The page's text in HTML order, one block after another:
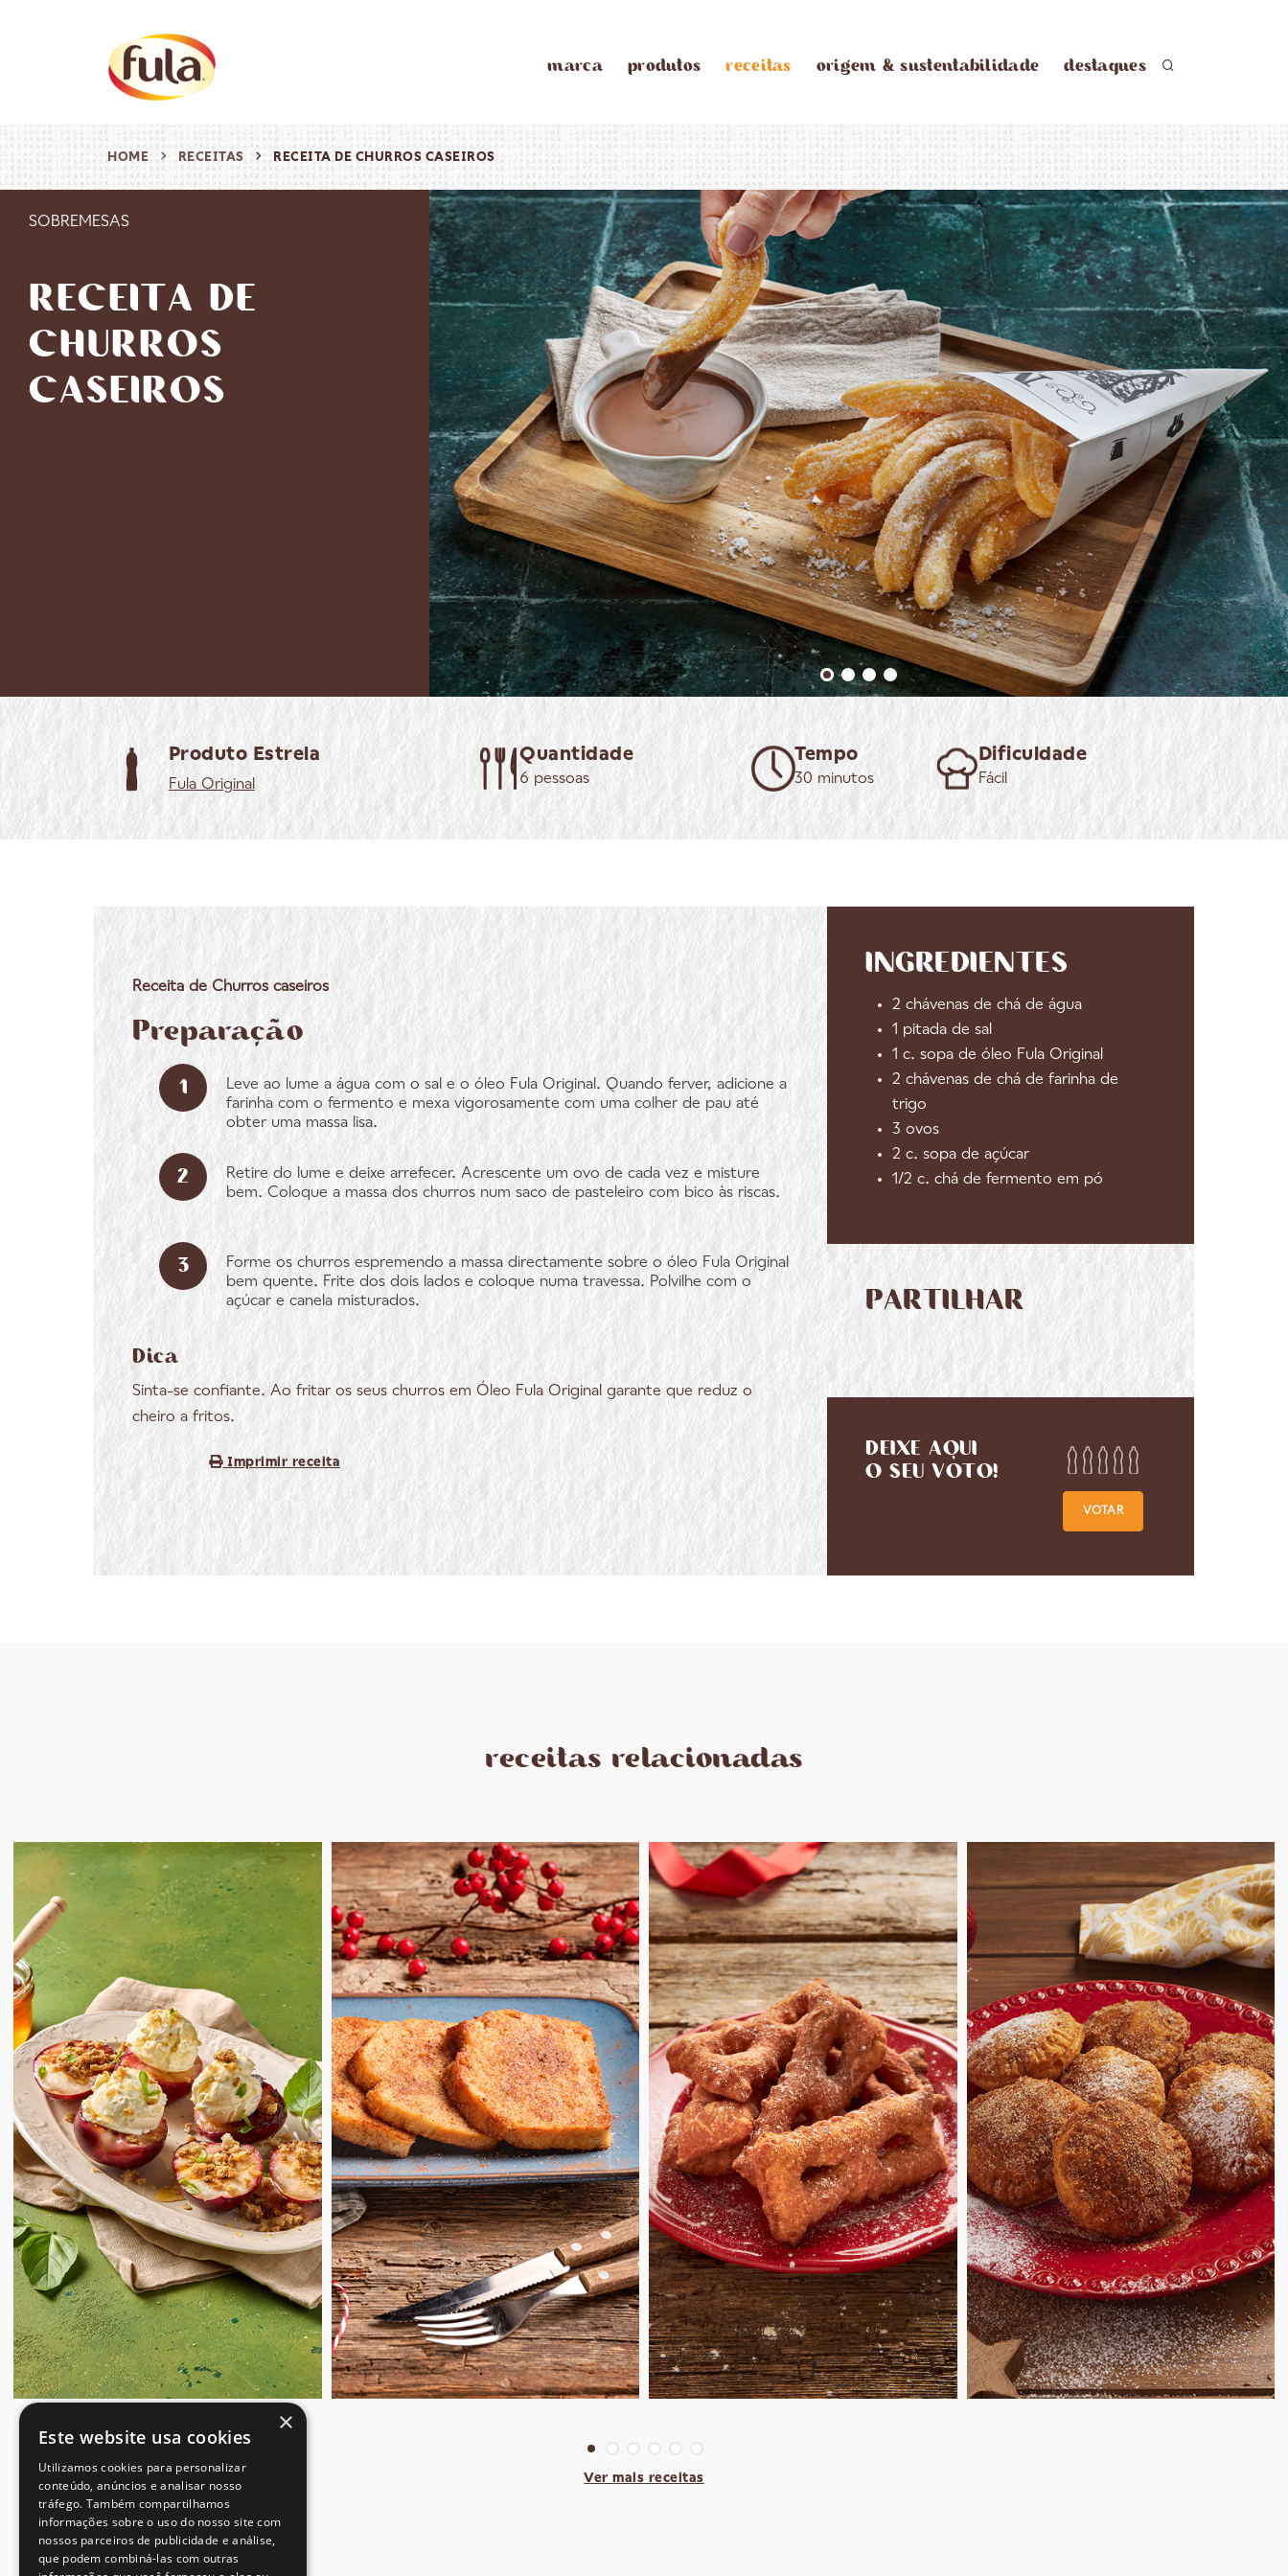
marca produtos receitas origem & sustentabilidade destaques
HOME RECEITAS RECEITA DE CHURROS CASEIROS
SOBREMESAS
RECEITA DE
CHURROS
CASEIROS
Produto Estrela
FulaOriginal
Quantidade
6 pessoas
Tempo
30 minutos
Dificuldade
Fácil
Receita de Churros caseiros
Preparação
Leve ao lume a água com o sal e o óleo Fula Original. Quando ferver, adicione a
farinha com o fermento e mexa vigorosamente com uma colher de pau até
obter uma massa lisa.
Retire do lume e deixe arrefecer. Acrescente um ovo de cada vez e misture
bem. Coloque a massa dos churros num saco de pasteleiro com bico às riscas.
Forme os churros espremendo a massa directamente sobre o óleo Fula Original
bem quente. Frite dos dois lados e coloque numa travessa. Polvilhe com o
açúcar e canela misturados.
Dica
Sinta-se confiante. Ao fritar os seus churros em Óleo Fula Original garante que reduz o
cheiro a fritos.
Imprimir receita
INGREDIENTES
2 chávenas de chá de água
1 pitada de sal
1 c. sopa de óleo Fula Original
2 chávenas de chá de farinha de
trigo
3 ovos
2 c. sopa de açúcar
1/2 c. chá de fermento em pó
PARTILHAR
DEIXE AQUI
O SEU VOTO!
VOTAR
receitas relacionadas
Ver mais receitas
×
Este website usa cookies
Utilizamos cookies para personalizar
conteúdo, anúncios e analisar nosso
tráfego. Também compartilhamos
informações sobre o uso do nosso site com
nossos parceiros de publicidade e análise,
que podem combiná-las com outras